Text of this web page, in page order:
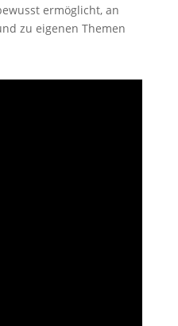
ermöglicht, an
zu eigenen Themen